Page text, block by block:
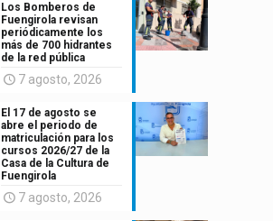
Los Bomberos de
Fuengirola revisan
periódicamente los
más de 700 hidrantes
de la red pública
7 agosto, 2026
El 17 de agosto se
abre el periodo de
matriculación para los
cursos 2026/27 de la
Casa de la Cultura de
Fuengirola
7 agosto, 2026